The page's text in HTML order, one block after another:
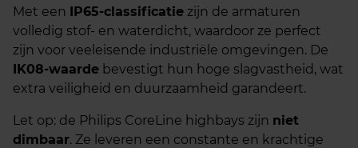
Met een IP65-classificatie zijn de armaturen
volledig stof- en waterdicht, waardoor ze perfect
zijn voor veeleisende industriële omgevingen. De
IK08-waarde bevestigt hun hoge slagvastheid, wat
extra veiligheid en duurzaamheid garandeert.
Let op: de Philips CoreLine highbays zijn niet
dimbaar. Ze leveren een constante en krachtige